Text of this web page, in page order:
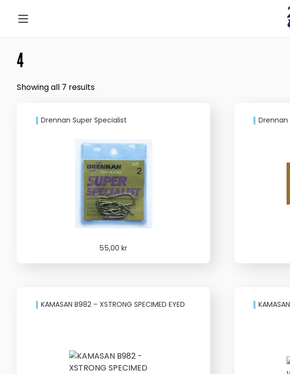
4
Showing all 7 results
Drennan Super Specialist
55,00kr
Drennan
KAMASAN B982 – XSTRONG SPECIMED EYED